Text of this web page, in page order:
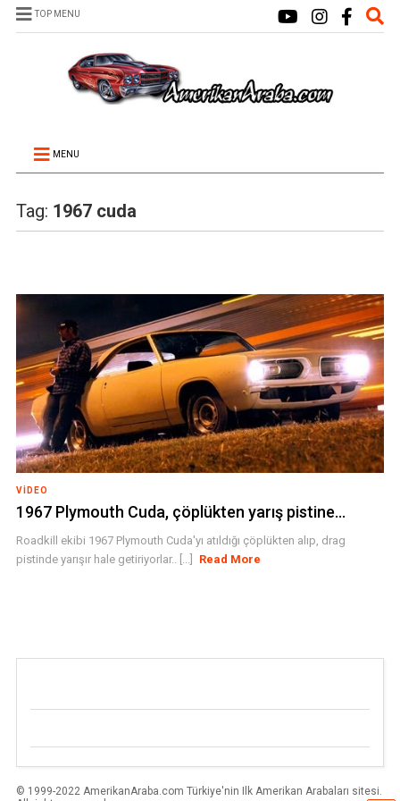
TOP MENU
MENU
Tag: 1967 cuda
VIDEO
1967 Plymouth Cuda, çöplükten yarış pistine…
Roadkill ekibi 1967 Plymouth Cuda'yı atıldığı çöplükten alıp, drag
pistinde yarışır hale getiriyorlar.. [...]
Read More
© 1999-2022 AmerikanAraba.com Türkiye'nin Ilk Amerikan Arabaları sitesi.